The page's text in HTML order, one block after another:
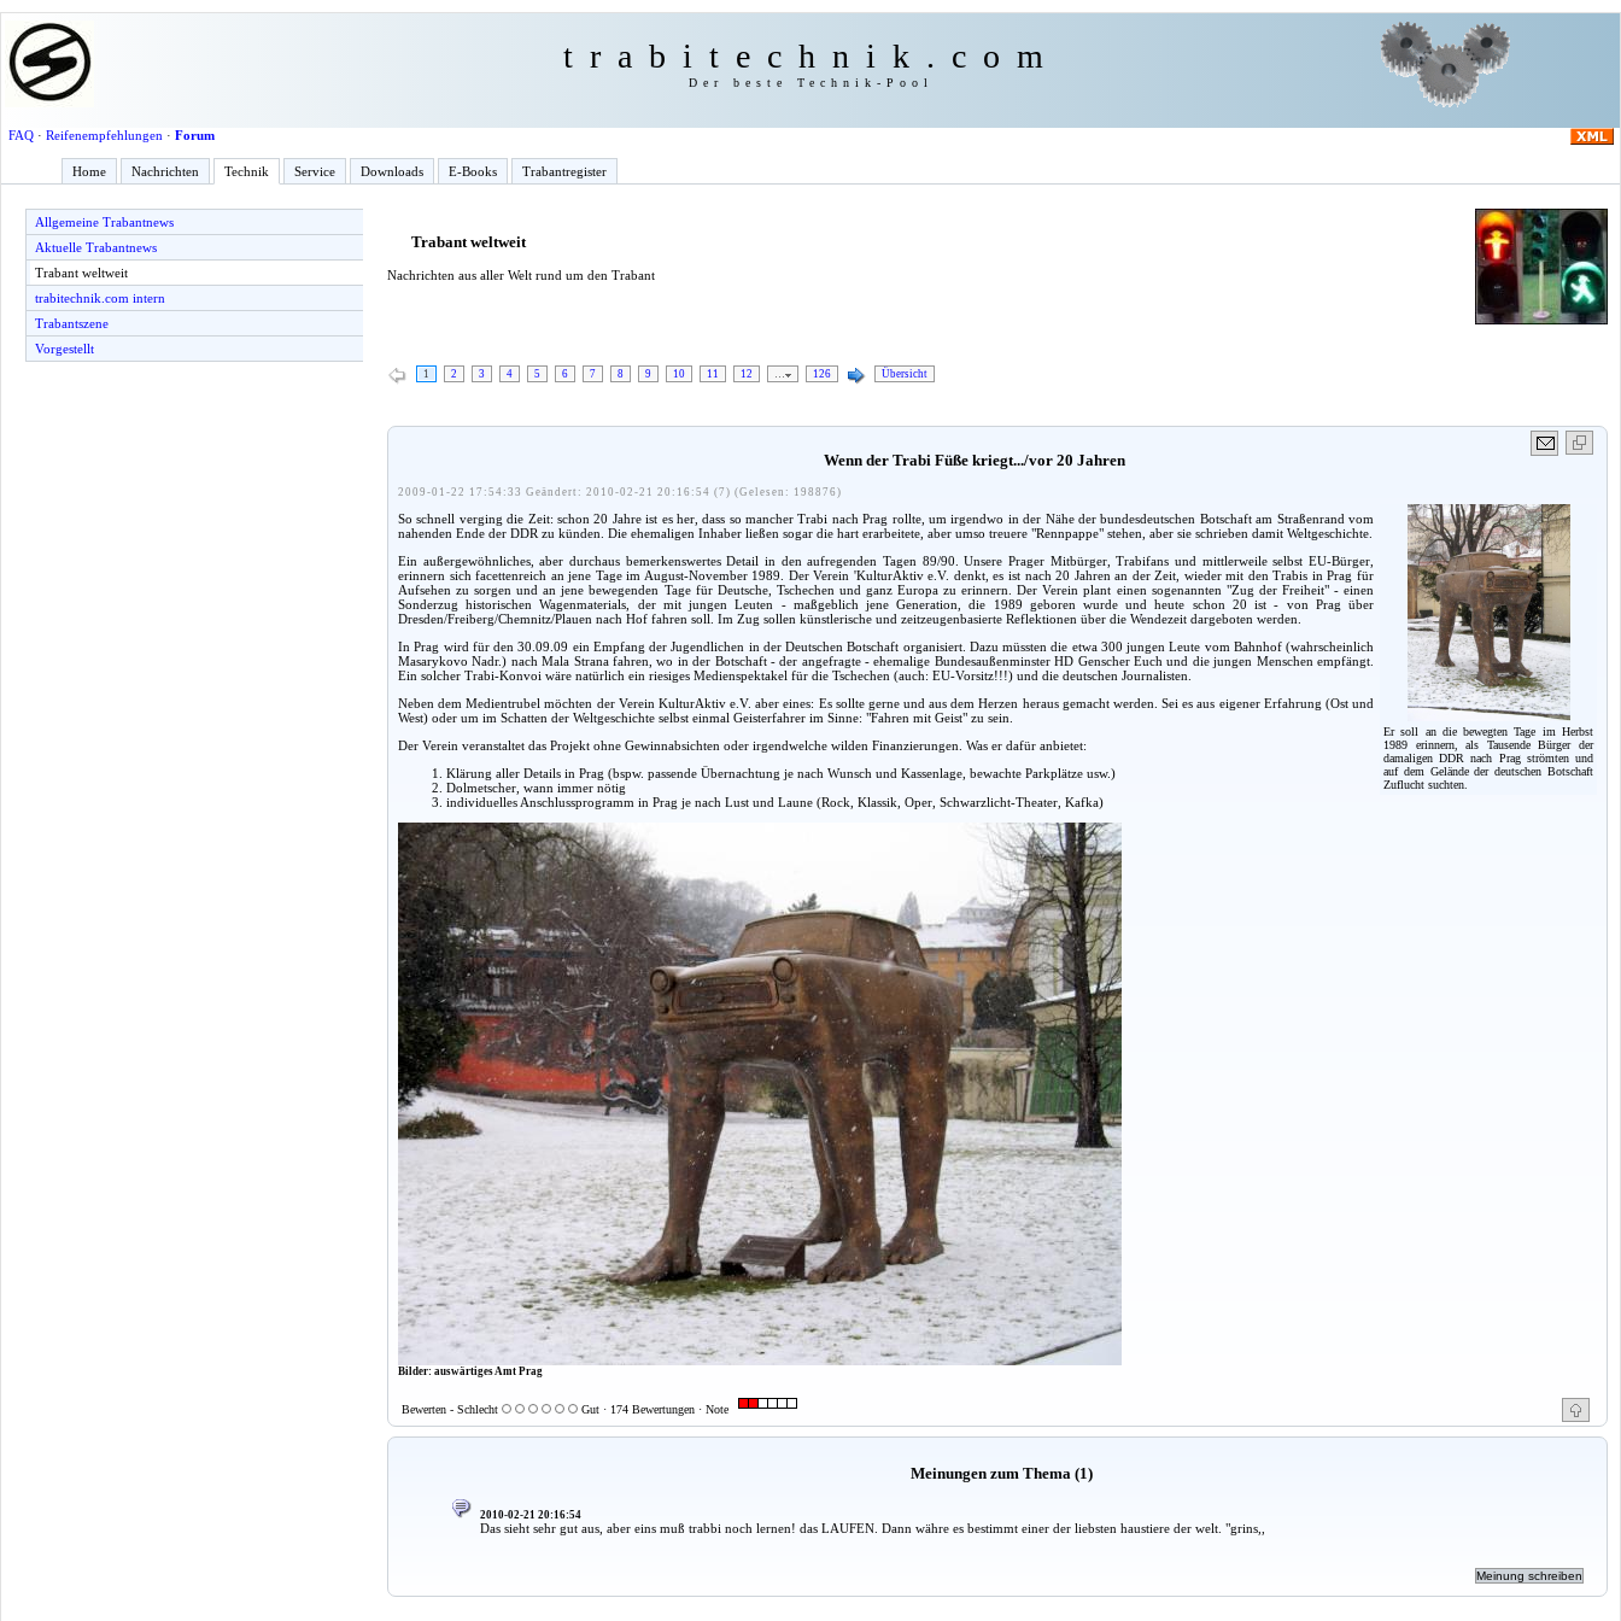
trabitechnik.com
Der beste Technik-Pool
FAQ· Reifenempfehlungen · Forum
Home Nachrichten Technik Service Downloads E-Books Trabantregister
Allgemeine Trabantnews
Aktuelle Trabantnews
Trabant weltweit
trabitechnik.com intern
Trabantszene
Vorgestellt
Trabant weltweit
Nachrichten aus aller Welt rund um den Trabant
1 2 3 4 5 6 7 8 9 10 11 12 … 126 Übersicht
Wenn der Trabi Füße kriegt.../vor 20 Jahren
2009-01-22 17:54:33 Geändert: 2010-02-21 20:16:54 (7) (Gelesen: 198876)
Er soll an die bewegten Tage im Herbst
1989 erinnern, als Tausende Bürger der
damaligen DDR nach Prag strömten und
auf dem Gelände der deutschen Botschaft
Zuflucht suchten.
So schnell verging die Zeit: schon 20 Jahre ist es her, dass so mancher Trabi nach Prag rollte, um irgendwo in der Nähe der bundesdeutschen Botschaft am Straßenrand vom
nahenden Ende der DDR zu künden. Die ehemaligen Inhaber ließen sogar die hart erarbeitete, aber umso treuere "Rennpappe" stehen, aber sie schrieben damit Weltgeschichte.
Ein außergewöhnliches, aber durchaus bemerkenswertes Detail in den aufregenden Tagen 89/90. Unsere Prager Mitbürger, Trabifans und mittlerweile selbst EU-Bürger,
erinnern sich facettenreich an jene Tage im August-November 1989. Der Verein 'KulturAktiv e.V. denkt, es ist nach 20 Jahren an der Zeit, wieder mit den Trabis in Prag für
Aufsehen zu sorgen und an jene bewegenden Tage für Deutsche, Tschechen und ganz Europa zu erinnern. Der Verein plant einen sogenannten "Zug der Freiheit" - einen
Sonderzug historischen Wagenmaterials, der mit jungen Leuten - maßgeblich jene Generation, die 1989 geboren wurde und heute schon 20 ist - von Prag über
Dresden/Freiberg/Chemnitz/Plauen nach Hof fahren soll. Im Zug sollen künstlerische und zeitzeugenbasierte Reflektionen über die Wendezeit dargeboten werden.
In Prag wird für den 30.09.09 ein Empfang der Jugendlichen in der Deutschen Botschaft organisiert. Dazu müssten die etwa 300 jungen Leute vom Bahnhof (wahrscheinlich
Masarykovo Nadr.) nach Mala Strana fahren, wo in der Botschaft - der angefragte - ehemalige Bundesaußenminster HD Genscher Euch und die jungen Menschen empfängt.
Ein solcher Trabi-Konvoi wäre natürlich ein riesiges Medienspektakel für die Tschechen (auch: EU-Vorsitz!!!) und die deutschen Journalisten.
Neben dem Medientrubel möchten der Verein KulturAktiv e.V. aber eines: Es sollte gerne und aus dem Herzen heraus gemacht werden. Sei es aus eigener Erfahrung (Ost und
West) oder um im Schatten der Weltgeschichte selbst einmal Geisterfahrer im Sinne: "Fahren mit Geist" zu sein.
Der Verein veranstaltet das Projekt ohne Gewinnabsichten oder irgendwelche wilden Finanzierungen. Was er dafür anbietet:
Klärung aller Details in Prag (bspw. passende Übernachtung je nach Wunsch und Kassenlage, bewachte Parkplätze usw.)
Dolmetscher, wann immer nötig
individuelles Anschlussprogramm in Prag je nach Lust und Laune (Rock, Klassik, Oper, Schwarzlicht-Theater, Kafka)
Bilder: auswärtiges Amt Prag
Bewerten - Schlecht Gut · 174 Bewertungen · Note
Meinungen zum Thema (1)
2010-02-21 20:16:54
Das sieht sehr gut aus, aber eins muß trabbi noch lernen! das LAUFEN. Dann währe es bestimmt einer der liebsten haustiere der welt. "grins,,